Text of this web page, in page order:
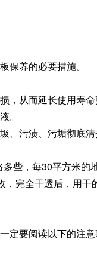
保养的必要措施。
从而延长使用寿
。
、污渍、污垢彻底
些，每30平方米的
，完全干透后，用
要阅读以下的注意